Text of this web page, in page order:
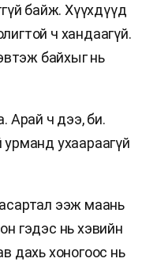
байж. Хүүхдүүд
ч хандаагүй.
байхыг нь
Арай ч дээ, би.
ухаараагүй
ээж маань
гэдэс нь хэвийн
дахь хоногоос нь